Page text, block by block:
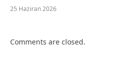
25 Haziran 2026
Comments are closed.